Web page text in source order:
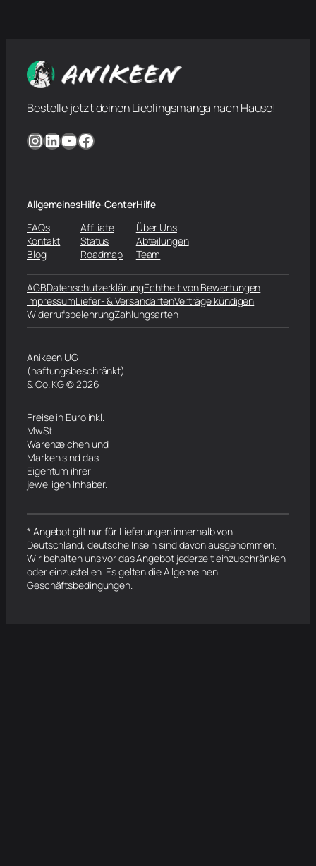
Bestelle jetzt deinen Lieblingsmanga nach Hause!
InstagramLinkedIn YouTube Facebook
Allgemeines
FAQs
Kontakt
Blog
Hilfe-Center
Affiliate
Status
Roadmap
Hilfe
Über Uns
Abteilungen
Team
AGBDatenschutzerklärungEchtheit von Bewertungen
ImpressumLiefer- & VersandartenVerträge kündigen
WiderrufsbelehrungZahlungsarten
Anikeen UG
(haftungsbeschränkt)
& Co. KG © 2026
Preise in Euro inkl.
MwSt.
Warenzeichen und
Marken sind das
Eigentum ihrer
jeweiligen Inhaber.
* Angebot gilt nur für Lieferungen innerhalb von
Deutschland, deutsche Inseln sind davon ausgenommen.
Wir behalten uns vor das Angebot jederzeit einzuschränken
oder einzustellen. Es gelten die Allgemeinen
Geschäftsbedingungen.